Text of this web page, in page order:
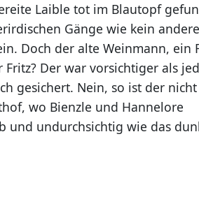
Laible tot im Blautopf
Gänge wie kein
Doch der alte Weinmann, ein
Der war vorsichtiger als
gesichert. Nein, so ist der nicht
wo Bienzle und Hannelore
und undurchsichtig wie das